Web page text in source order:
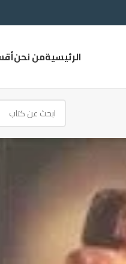
الرئيسيةمن نحن